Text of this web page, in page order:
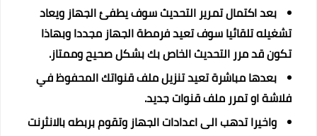
بعد اكتمال تمرير التحديث سوف يطفئ الجهاز ويعاد
تشغيله تلقائيا سوف تعيد فرمطة الجهاز مجددا وبهاذا
تكون قد مرر التحديث الخاص بك بشكل صحيح وممتاز.
بعدها مباشرة تعيد تنزيل ملف قنواتك المحفوظ في
فلاشة او تمرر ملف قنوات جديد.
واخيرا تدهب الى اعدادات الجهاز وتقوم بربطه بالانثرنت